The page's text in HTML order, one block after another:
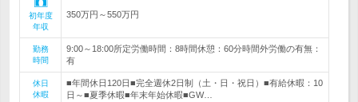
初年度
年収
350万円～550万円
勤務
時間
9:00～18:00所定労働時間：8時間休憩：60分時間外労働の有無：
有
休日
休暇
■年間休日120日■完全週休2日制（土・日・祝日）■有給休暇：10
日～■夏季休暇■年末年始休暇■GW…